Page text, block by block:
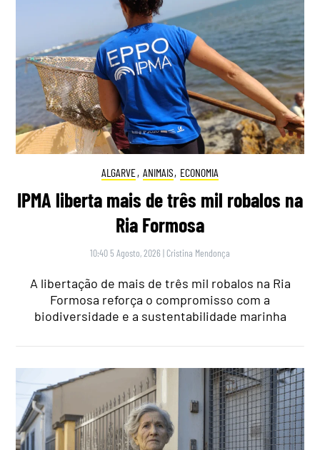
ALGARVE, ANIMAIS, ECONOMIA
IPMA liberta mais de três mil robalos na
Ria Formosa
10:40 5 Agosto, 2026 | Cristina Mendonça
A libertação de mais de três mil robalos na Ria
Formosa reforça o compromisso com a
biodiversidade e a sustentabilidade marinha